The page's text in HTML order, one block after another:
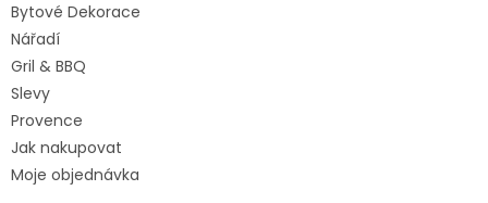
Bytové Dekorace
Nářadí
Gril & BBQ
Slevy
Provence
Jak nakupovat
Moje objednávka